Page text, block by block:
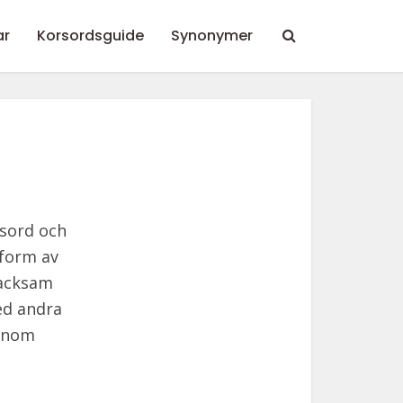
Korsordsguide Synonymer
och
av
andra